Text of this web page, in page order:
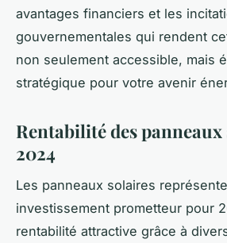
avantages financiers et les
gouvernementales qui rendent
non seulement accessible, mais
stratégique pour votre avenir
Rentabilité des panneaux
2024
Les panneaux solaires
investissement prometteur pour
rentabilité attractive grâce à